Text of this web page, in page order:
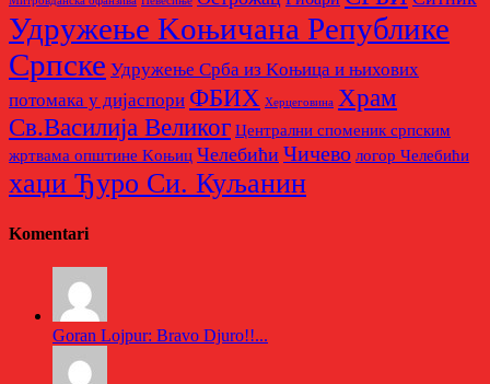
Удружење Kоњичана Републике
Српске Удружење Срба из Kоњица и њихових
потомака у дијаспори ФБИХ Херцеговина Храм
Св.Василија Великог Централни споменик српским
жртвама општине Kоњиц Челебићи Чичево логор Челебићи
хаџи Ђуро Си. Куљанин
Komentari
Goran Lojpur: Bravo Djuro!!...